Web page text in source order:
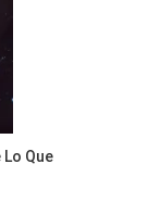
Que